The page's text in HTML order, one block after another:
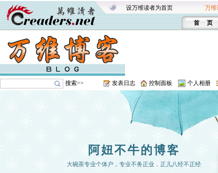
设万维读者为首页 万维
首 页
搜索>> 发表日志 控制面板 个人相册
阿妞不牛的博客
大碗茶专业个体户，专业不务正业，正儿八经不正经